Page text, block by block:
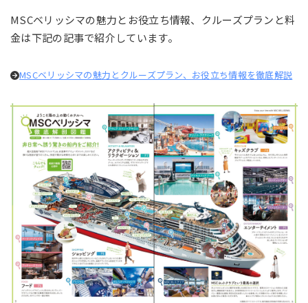
MSCベリッシマの魅力とお役立ち情報、クルーズプランと料
金は下記の記事で紹介しています。
MSCベリッシマの魅力とクルーズプラン、お役立ち情報を徹底解説